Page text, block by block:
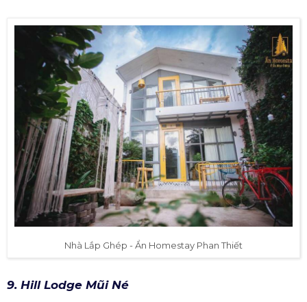
Nhà Lắp Ghép - Ẩn Homestay Phan Thiết
9. Hill Lodge Mũi Né